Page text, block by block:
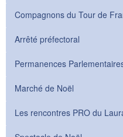
Compagnons du Tour de
Arrêté préfectoral
Permanences
Marché de Noël
Les rencontres PRO du